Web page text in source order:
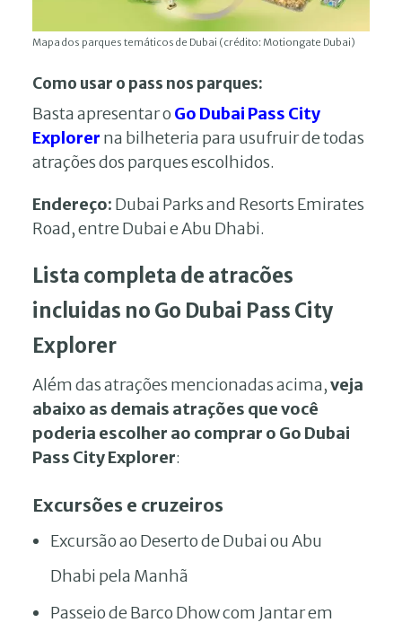
Mapa dos parques temáticos de Dubai (crédito: Motiongate Dubai)
Como usar o pass nos parques:
Basta apresentar o Go Dubai Pass City
Explorer na bilheteria para usufruir de todas
atrações dos parques escolhidos.
Endereço: Dubai Parks and Resorts Emirates
Road, entre Dubai e Abu Dhabi.
Lista completa de atracões
incluidas no Go Dubai Pass City
Explorer
Além das atrações mencionadas acima,veja
abaixo as demais atrações que você
poderia escolher ao comprar o Go Dubai
Pass City Explorer:
Excursões e cruzeiros
Excursão ao Deserto de Dubai ou Abu
Dhabi pela Manhã
Passeio de Barco Dhow com Jantar em